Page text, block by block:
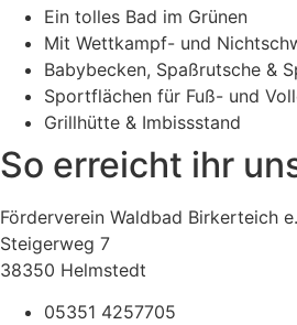
Ein tolles Bad im Grünen
Mit Wettkampf- und
Babybecken, Spaßrutsche &
Sportflächen für Fuß- und
Grillhütte & Imbissstand
So erreicht ihr
Förderverein Waldbad Birkerteich
Steigerweg 7
38350 Helmstedt
05351 4257705